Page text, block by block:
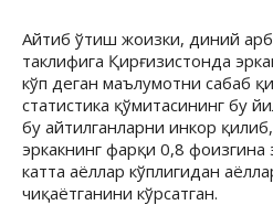
Айтиб ўтиш жоизки, диний
таклифига Қирғизистонда
кўп деган маълумотни сабаб
статистика қўмитасининг бу
бу айтилганларни инкор
эркакнинг фарқи 0,8 фоизгина
катта аёллар кўплигидан
чиқаётганини кўрсатган.